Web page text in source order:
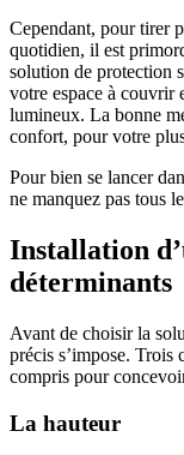
Cependant, pour tirer
quotidien, il est
solution de protection
votre espace à couvrir
lumineux. La bonne
confort, pour votre
Pour bien se lancer
ne manquez pas tous
Installation
déterminants
Avant de choisir la
précis s’impose. Trois
compris pour
La hauteur